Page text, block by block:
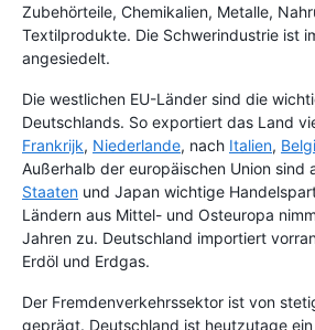
Zubehörteile, Chemikalien, Metalle,
Textilprodukte. Die Schwerindustrie ist
angesiedelt.
Die westlichen EU-Länder sind die
Deutschlands. So exportiert das Land
Frankrijk, Niederlande, nach Italien,
Außerhalb der europäischen Union sind
Staaten und Japan wichtige
Ländern aus Mittel- und Osteuropa
Jahren zu. Deutschland importiert
Erdöl und Erdgas.
Der Fremdenverkehrssektor ist von
geprägt. Deutschland ist heutzutage